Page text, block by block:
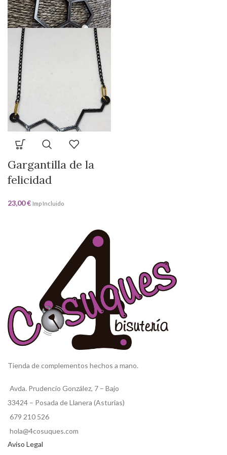
Gargantilla de la
felicidad
23,00€ Imp Incluido
Tienda de complementos hechos a mano.
Avda. Prudencio González, 7 – Bajo
33424 – Posada de Llanera (Asturias)
679 210 526
hola@4cosuques.com
Aviso Legal